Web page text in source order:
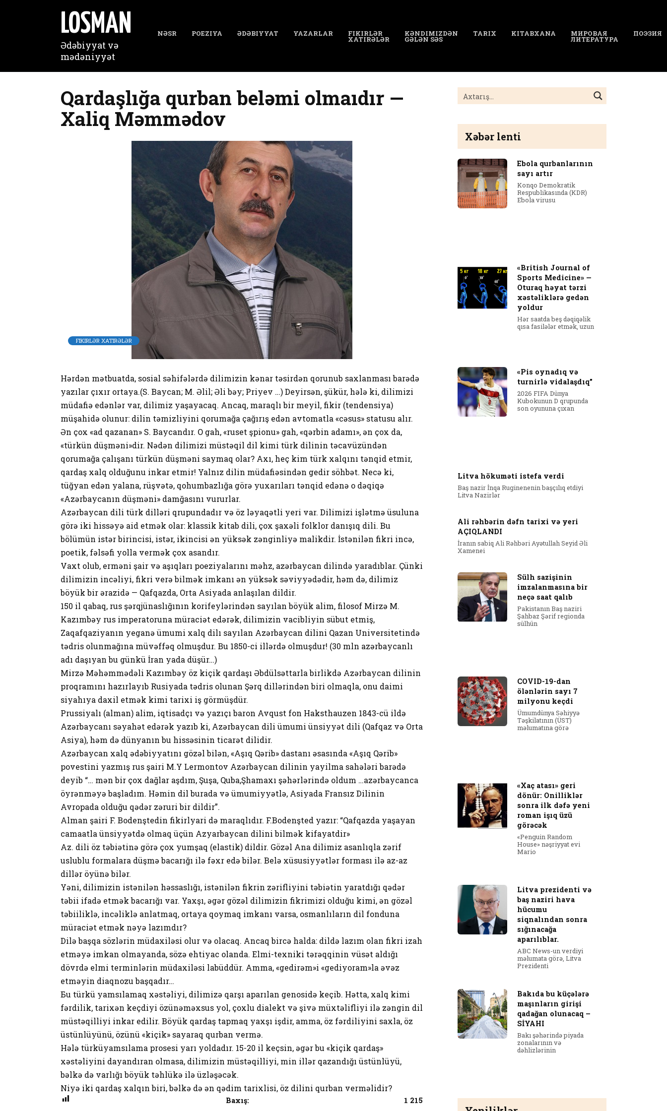
LOSMAN
Ədəbiyyat və
mədəniyyət
NƏSR POEZIYA ƏDƏBIYYAT YAZARLAR FIKIRLƏR
XATIRƏLƏR
KƏNDIMIZDƏN
GƏLƏN SƏS
TARIX KITABXANA МИРОВАЯ
ЛИТЕРАТУРА
ПОЭЗИЯ
Qardaşlığa qurban beləmi olmaıdır —
Xaliq Məmmədov
FIKIRLƏR XATIRƏLƏR
Hərdən mətbuatda, sosial səhifələrdə dilimizin kənar təsirdən qorunub saxlanması barədə
yazılar çıxır ortaya.(S. Baycan; M. Əlil; Əli bəy; Priyev …) Deyirsən, şükür, hələ ki, dilimizi
müdafiə edənlər var, dilimiz yaşayacaq. Ancaq, maraqlı bir meyil, fikir (tendensiya)
müşahidə olunur: dilin təmizliyini qorumağa çağırış edən avtomatla «cəsus» statusu alır.
Ən çox «ad qazanan» S. Baycandır. O gah, «ruset şpionu» gah, «qərbin adamı», ən çox da,
«türkün düşməni»dir. Nədən dilimizi müstəqil dil kimi türk dilinin təcavüzündən
qorumağa çalışanı türkün düşməni saymaq olar? Axı, heç kim türk xalqını tənqid etmir,
qardaş xalq olduğunu inkar etmir! Yalnız dilin müdafiəsindən gedir söhbət. Necə ki,
tüğyan edən yalana, rüşvətə, qohumbazlığa görə yuxarıları tənqid edənə o dəqiqə
«Azərbaycanın düşməni» damğasını vururlar.
Azərbaycan dili türk dilləri qrupundadır və öz ləyaqətli yeri var. Dilimizi işlətmə üsuluna
görə iki hissəyə aid etmək olar: klassik kitab dili, çox şaxəli folklor danışıq dili. Bu
bölümün istər birincisi, istər, ikincisi ən yüksək zənginliyə malikdir. İstənilən fikri incə,
poetik, fəlsəfi yolla vermək çox asandır.
Vaxt olub, erməni şair və aşıqları poeziyalarını məhz, azərbaycan dilində yaradıblar. Çünki
dilimizin incəliyi, fikri verə bilmək imkanı ən yüksək səviyyədədir, həm də, dilimiz
böyük bir ərazidə — Qafqazda, Orta Asiyada anlaşılan dildir.
150 il qabaq, rus şərqjünaslığının korifeylərindən sayılan böyük alim, filosof Mirzə M.
Kazımbəy rus imperatoruna müraciət edərək, dilimizin vacibliyin sübut etmiş,
Zaqafqaziyanın yeganə ümumi xalq dilı sayılan Azərbaycan dilini Qazan Universitetində
tədris olunmağına müvəffəq olmuşdur. Bu 1850-ci illərdə olmuşdur! (30 mln azərbaycanlı
adı daşıyan bu günkü İran yada düşür…)
Mirzə Məhəmmədəli Kazımbəy öz kiçik qardaşı Əbdülsəttarla birlikdə Azərbaycan dilinin
proqramını hazırlayıb Rusiyada tədris olunan Şərq dillərindən biri olmaqla, onu daimi
siyahıya daxil etmək kimi tarixi iş görmüşdür.
Prussiyalı (alman) alim, iqtisadçı və yazıçı baron Avqust fon Haksthauzen 1843-cü ildə
Azərbaycanı səyahət edərək yazıb ki, Azərbaycan dili ümumi ünsiyyət dili (Qafqaz və Orta
Asiya), həm də dünyanın bu hissəsinin ticarət dilidir.
Azərbaycan xalq ədəbiyyatını gözəl bilən, «Aşıq Qərib» dastanı əsasında «Aşıq Qərib»
povestini yazmış rus şairi M.Y Lermontov Azərbaycan dilinin yayilma sahələri barədə
deyib “… mən bir çox dağlar aşdım, Şuşa, Quba,Şhamaxı şəhərlərində oldum …azərbaycanca
öyrənməyə başladım. Həmin dil burada və ümumiyyətlə, Asiyada Fransız Dilinin
Avropada olduğu qədər zəruri bir dildir”.
Alman şairi F. Bodenştedin fikirlyari də maraqlıdır. F.Bodenşted yazır: “Qafqazda yaşayan
camaatla ünsiyyətdə olmaq üçün Azyarbaycan dilini bilmək kifayatdir»
Az. dili öz təbiətinə görə çox yumşaq (elastik) dildir. Gözəl Ana dilimiz asanlıqla zərif
uslublu formalara düşmə bacarığı ilə fəxr edə bilər. Belə xüsusiyyətlər forması ilə az-az
dillər öyünə bilər.
Yəni, dilimizin istənilən həssaslığı, istənilən fikrin zərifliyini təbiətin yaratdığı qədər
təbii ifadə etmək bacarığı var. Yaxşı, əgər gözəl dilimizin fikrimizi olduğu kimi, ən gözəl
təbiiliklə, incəliklə anlatmaq, ortaya qoymaq imkanı varsa, osmanlıların dil fonduna
müraciət etmək nəyə lazımdır?
Dilə başqa sözlərin müdaxiləsi olur və olacaq. Ancaq bircə halda: dildə lazım olan fikri izah
etməyə imkan olmayanda, sözə ehtiyac olanda. Elmi-texniki tərəqqinin vüsət aldığı
dövrdə elmi terminlərin müdaxiləsi labüddür. Amma, «gedirəm»i «gediyoram»la əvəz
etməyin diaqnozu başqadır…
Бu türkü yamsılamaq xəstəliyi, dilimizə qarşı aparılan genosidə keçib. Hətta, xalq kimi
fərdilik, tarixən keçdiyi özünəməxsus yol, çoxlu dialekt və şivə müxtəlifliyi ilə zəngin dil
müstəqilliyi inkar edilir. Böyük qardaş tapmaq yaxşı işdir, amma, öz fərdiliyini saxla, öz
üstünlüyünü, özünü «kiçik» sayaraq qurban vermə.
Hələ türküyamsılama prosesi yarı yoldadır. 15-20 il keçsin, əgər bu «kiçik qardaş»
xəstəliyini dayandıran olmasa, dilimizin müstəqilliyi, min illər qazandığı üstünlüyü,
bəlkə də varlığı böyük təhlükə ilə üzləşəcək.
Niyə iki qardaş xalqın biri, bəlkə də ən qədim tarixlisi, öz dilini qurban verməlidir?
Baxış: 1 215
Xəbər lenti
Ebola qurbanlarının
sayı artır
Konqo Demokratik
Respublikasında (KDR)
Ebola virusu
«British Journal of
Sports Medicine» —
Oturaq həyat tərzi
xəstəliklərə gedən
yoldur
Hər saatda beş dəqiqəlik
qısa fasilələr etmək, uzun
«Pis oynadıq və
turnirlə vidalaşdıq”
2026 FIFA Dünya
Kubokunun D qrupunda
son oyununa çıxan
Litva hökuməti istefa verdi
Baş nazir İnqa Ruginenenin başçılıq etdiyi
Litva Nazirlər
Ali rəhbərin dəfn tarixi və yeri
AÇIQLANDI
İranın sabiq Ali Rəhbəri Ayətullah Seyid Əli
Xamenei
Sülh sazişinin
imzalanmasına bir
neçə saat qalıb
Pakistanın Baş naziri
Şahbaz Şərif regionda
sülhün
COVID-19-dan
ölənlərin sayı 7
milyonu keçdi
Ümumdünya Səhiyyə
Təşkilatının (ÜST)
məlumatına görə
«Xaç atası» geri
dönür: Onilliklər
sonra ilk dəfə yeni
roman işıq üzü
görəcək
«Penguin Random
House» nəşriyyat evi
Mario
Litva prezidenti və
baş naziri hava
hücumu
siqnalından sonra
sığınacağa
aparılıblar.
ABC News-un verdiyi
məlumata görə, Litva
Prezidenti
Bakıda bu küçələrə
maşınların girişi
qadağan olunacaq –
SİYAHI
Bakı şəhərində piyada
zonalarının və
dəhlizlərinin